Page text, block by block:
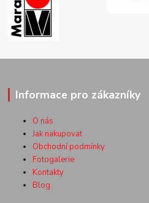
Informace pro zákazníky
O nás
Jak nakupovat
Obchodní podmínky
Fotogalerie
Kontakty
Blog